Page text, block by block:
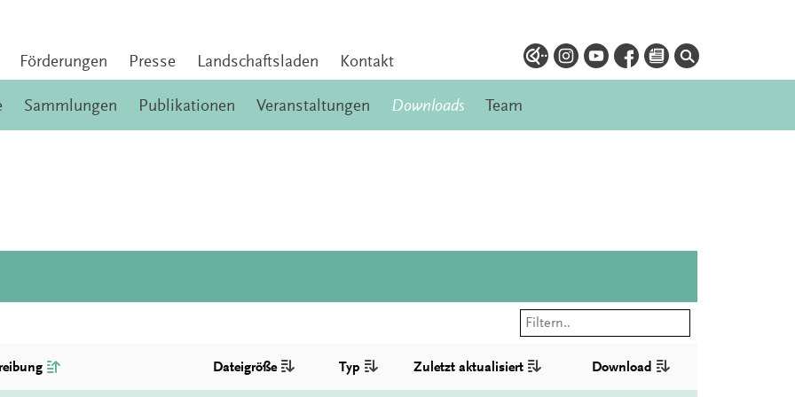
Förderungen Presse Landschaftsladen Kontakt
Sammlungen Publikationen Veranstaltungen Downloads Team
Dateigröße Typ Zuletzt aktualisiert Download